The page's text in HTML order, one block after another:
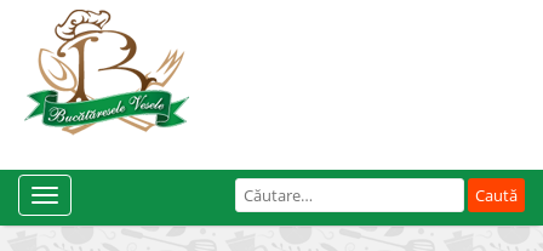
Caută
după:
Toggle
Navigation